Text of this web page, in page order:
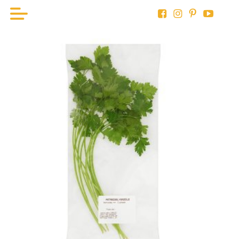
HAL
BOR
HÚS
ZÖLDSÉG
AKTUÁLIS